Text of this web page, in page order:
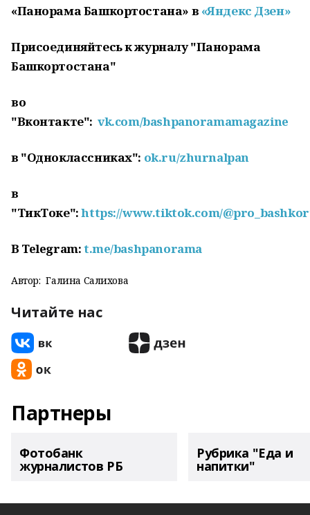
«Панорама Башкортостана» в «Яндекс Дзен»
Присоединяйтесь к журналу "Панорама
Башкортостана"
во
"Вконтакте":vk.com/bashpanoramamagazine
в "Одноклассниках": ok.ru/zhurnalpan
в
"ТикТоке":https://www.tiktok.com/
В Telegram:t.me/bashpanorama
Автор: Галина Салихова
Читайте нас
Партнеры
Фотобанк
журналистов РБ
Рубрика "Еда и
напитки"